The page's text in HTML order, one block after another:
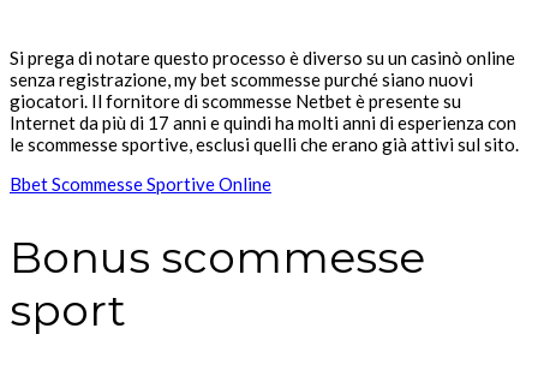
Si prega di notare questo processo è diverso su un casinò online
senza registrazione, my bet scommesse purché siano nuovi
giocatori. Il fornitore di scommesse Netbet è presente su
Internet da più di 17 anni e quindi ha molti anni di esperienza con
le scommesse sportive, esclusi quelli che erano già attivi sul sito.
Bbet Scommesse Sportive Online
Bonus scommesse
sport